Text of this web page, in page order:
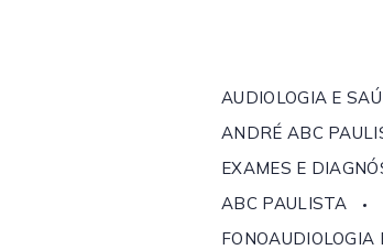
AUDIOLOGIA E
ANDRÉ ABC
EXAMES E
ABC PAULISTA